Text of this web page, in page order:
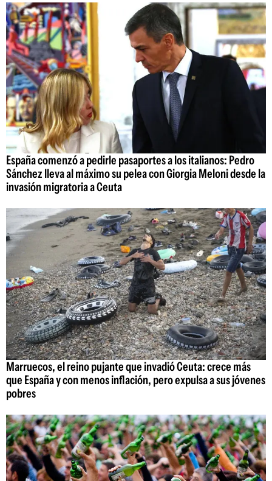
España comenzó a pedirle pasaportes a los italianos: Pedro
Sánchez lleva al máximo su pelea con Giorgia Meloni desde la
invasión migratoria a Ceuta
Marruecos, el reino pujante que invadió Ceuta: crece más
que España y con menos inflación, pero expulsa a sus jóvenes
pobres